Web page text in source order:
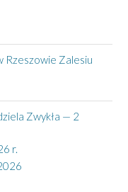
Rzeszowie Zalesiu
Zwykła — 2
r.